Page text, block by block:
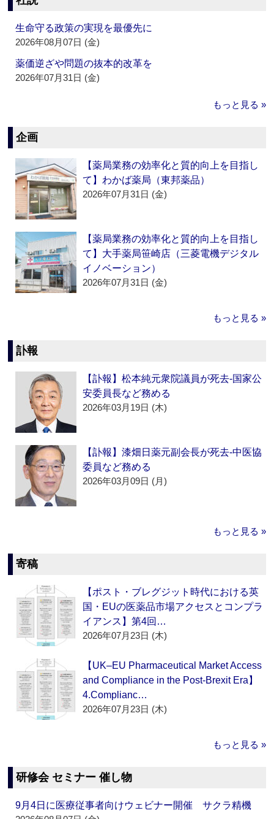
生命守る政策の実現を最優先に
2026年08月07日 (金)
薬価逆ざや問題の抜本的改革を
2026年07月31日 (金)
もっと見る »
企画
【薬局業務の効率化と質的向上を目指し
て】わかば薬局（東邦薬品）
2026年07月31日 (金)
【薬局業務の効率化と質的向上を目指し
て】大手薬局笹崎店（三菱電機デジタル
イノベーション）
2026年07月31日 (金)
もっと見る »
訃報
【訃報】松本純元衆院議員が死去‐国家公
安委員長など務める
2026年03月19日 (木)
【訃報】漆畑日薬元副会長が死去‐中医協
委員など務める
2026年03月09日 (月)
もっと見る »
寄稿
【ポスト・ブレグジット時代における英
国・EUの医薬品市場アクセスとコンプラ
イアンス】第4回…
2026年07月23日 (木)
【UK–EU Pharmaceutical Market Access
and Compliance in the Post-Brexit Era】
4.Complianc…
2026年07月23日 (木)
もっと見る »
研修会 セミナー 催し物
9月4日に医療従事者向けウェビナー開催 サクラ精機